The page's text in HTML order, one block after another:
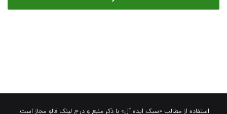
استفاده از مطالب «سبک ایده آل» با ذکر منبع و درج لینک فالو مجاز است.